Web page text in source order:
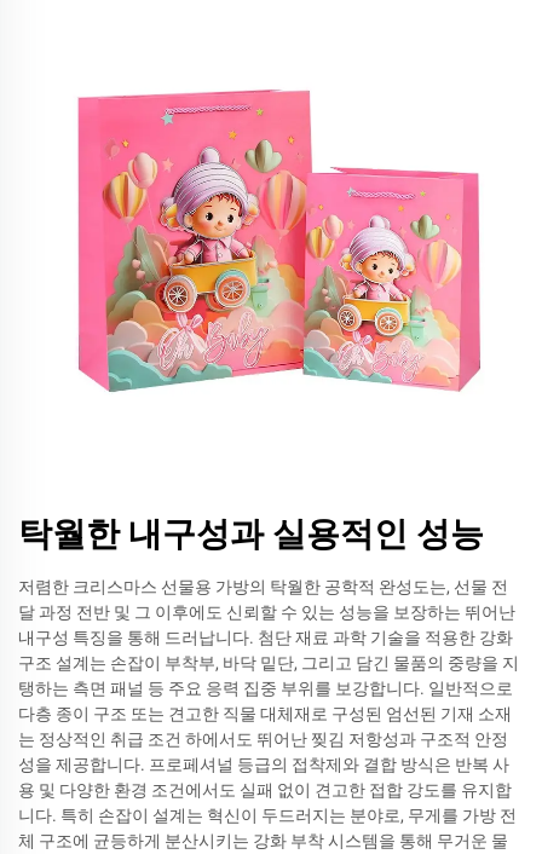
탁월한 내구성과 실용적인 성능
저렴한 크리스마스 선물용 가방의 탁월한 공학적 완성도는, 선물 전
달 과정 전반 및 그 이후에도 신뢰할 수 있는 성능을 보장하는 뛰어난
내구성 특징을 통해 드러납니다. 첨단 재료 과학 기술을 적용한 강화
구조 설계는 손잡이 부착부, 바닥 밑단, 그리고 담긴 물품의 중량을 지
탱하는 측면 패널 등 주요 응력 집중 부위를 보강합니다. 일반적으로
다층 종이 구조 또는 견고한 직물 대체재로 구성된 엄선된 기재 소재
는 정상적인 취급 조건 하에서도 뛰어난 찢김 저항성과 구조적 안정
성을 제공합니다. 프로페셔널 등급의 접착제와 결합 방식은 반복 사
용 및 다양한 환경 조건에서도 실패 없이 견고한 접합 강도를 유지합
니다. 특히 손잡이 설계는 혁신이 두드러지는 분야로, 무게를 가방 전
체 구조에 균등하게 분산시키는 강화 부착 시스템을 통해 무거운 물